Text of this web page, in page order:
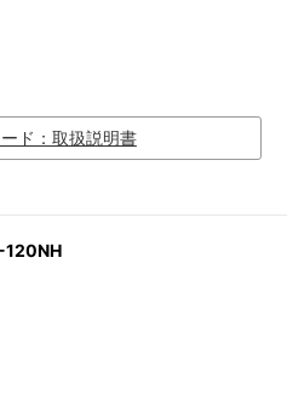
ド：取扱説明書
120NH